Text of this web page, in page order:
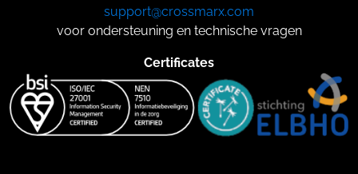
support@crossmarx.com
voor ondersteuning en technische vragen
Certificates